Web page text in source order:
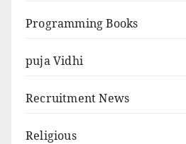
Programming Books
puja Vidhi
Recruitment News
Religious